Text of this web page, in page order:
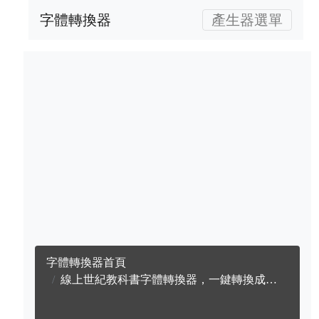
字體轉換器 產生器選單
字體轉換器首頁
線上世紀教科書字體轉換器，一鍵轉換成英文世紀教科書字體